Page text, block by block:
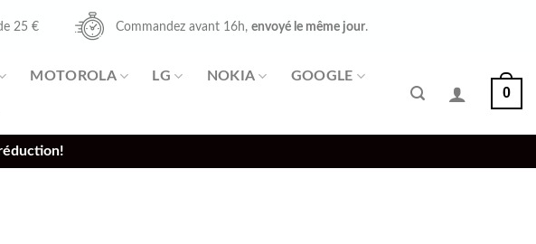
25 € Commandez avant 16h, envoyé le même jour.
MOTOROLA LG NOKIA GOOGLE
0